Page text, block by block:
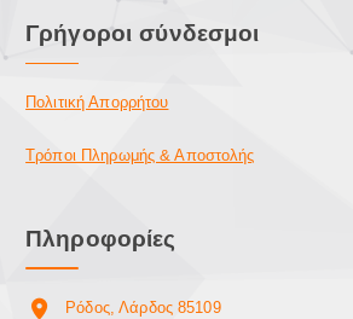
Γρήγοροι σύνδεσμοι
Πολιτική Απορρήτου
Τρόποι Πληρωμής & Αποστολής
Πληροφορίες
Ρόδος, Λάρδος 85109